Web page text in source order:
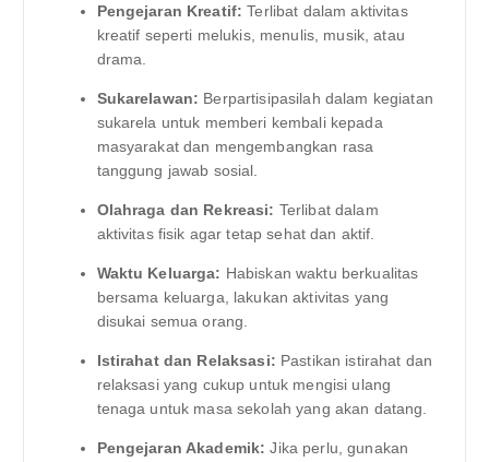
Pengejaran Kreatif: Terlibat dalam aktivitas
kreatif seperti melukis, menulis, musik, atau
drama.
Sukarelawan: Berpartisipasilah dalam kegiatan
sukarela untuk memberi kembali kepada
masyarakat dan mengembangkan rasa
tanggung jawab sosial.
Olahraga dan Rekreasi: Terlibat dalam
aktivitas fisik agar tetap sehat dan aktif.
Waktu Keluarga: Habiskan waktu berkualitas
bersama keluarga, lakukan aktivitas yang
disukai semua orang.
Istirahat dan Relaksasi: Pastikan istirahat dan
relaksasi yang cukup untuk mengisi ulang
tenaga untuk masa sekolah yang akan datang.
Pengejaran Akademik: Jika perlu, gunakan